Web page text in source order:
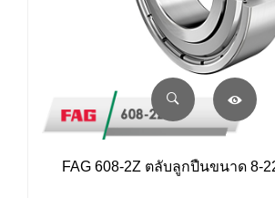
FAG 608-2Z ตลับลูกปืนขนาด 8-